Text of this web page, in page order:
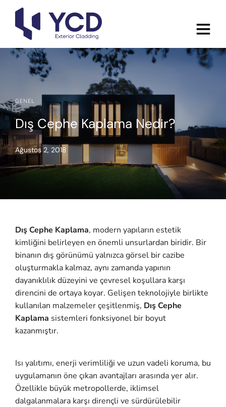
GENEL
Dış Cephe Kaplama Nedir?
Ağustos 2, 2018
Dış Cephe Kaplama, modern yapıların estetik
kimliğini belirleyen en önemli unsurlardan biridir. Bir
binanın dış görünümü yalnızca görsel bir cazibe
oluşturmakla kalmaz, aynı zamanda yapının
dayanıklılık düzeyini ve çevresel koşullara karşı
direncini de ortaya koyar. Gelişen teknolojiyle birlikte
kullanılan malzemeler çeşitlenmiş, Dış Cephe
Kaplama sistemleri fonksiyonel bir boyut
kazanmıştır.
Isı yalıtımı, enerji verimliliği ve uzun vadeli koruma, bu
uygulamanın öne çıkan avantajları arasında yer alır.
Özellikle büyük metropollerde, iklimsel
dalgalanmalara karşı dirençli ve sürdürülebilir